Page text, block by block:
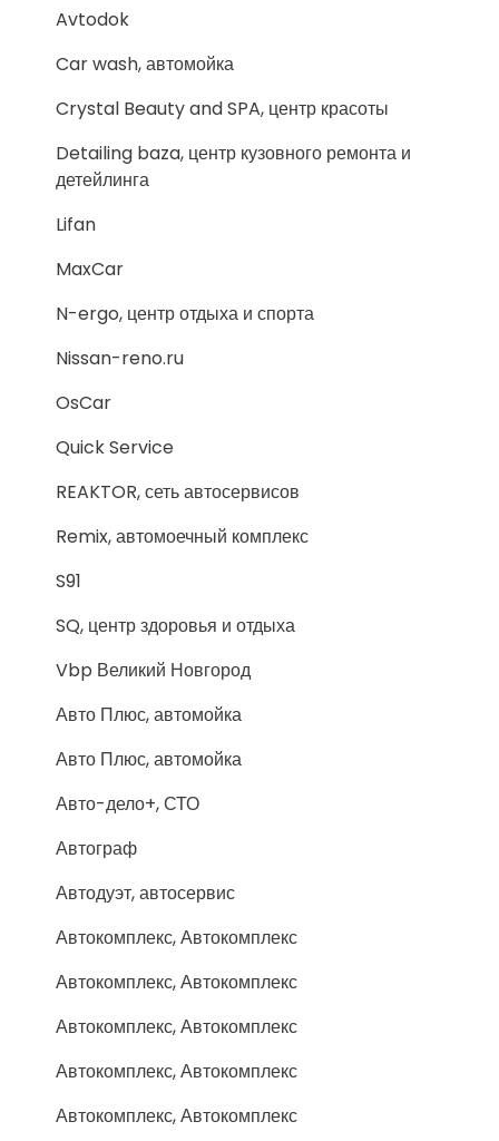
Avtodok
Car wash, автомойка
Crystal Beauty and SPA, центр красоты
Detailing baza, центр кузовного ремонта и
детейлинга
Lifan
MaxCar
N-ergo, центр отдыха и спорта
Nissan-reno.ru
OsCar
Quick Service
REAKTOR, сеть автосервисов
Remix, автомоечный комплекс
S91
SQ, центр здоровья и отдыха
Vbp Великий Новгород
Авто Плюс, автомойка
Авто Плюс, автомойка
Авто-дело+, СТО
Автограф
Автодуэт, автосервис
Автокомплекс, Автокомплекс
Автокомплекс, Автокомплекс
Автокомплекс, Автокомплекс
Автокомплекс, Автокомплекс
Автокомплекс, Автокомплекс